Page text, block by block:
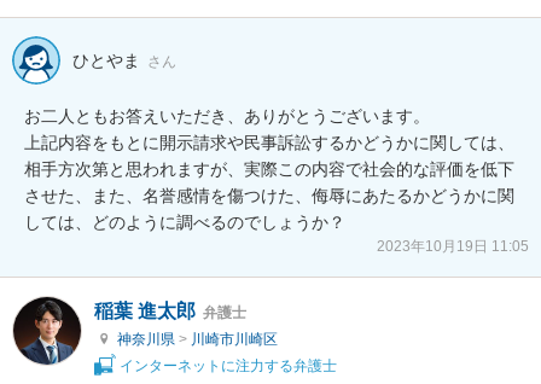
ひとやま さん
お二人ともお答えいただき、ありがとうございます。
上記内容をもとに開示請求や民事訴訟するかどうかに関しては、
相手方次第と思われますが、実際この内容で社会的な評価を低下
させた、また、名誉感情を傷つけた、侮辱にあたるかどうかに関
しては、どのように調べるのでしょうか？
2023年10月19日 11:05
稲葉 進太郎 弁護士
神奈川県 > 川崎市川崎区
インターネットに注力する弁護士